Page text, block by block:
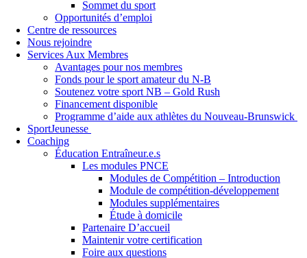
Sommet du sport
Opportunités d’emploi
Centre de ressources
Nous rejoindre
Services Aux Membres
Avantages pour nos membres
Fonds pour le sport amateur du N-B
Soutenez votre sport NB – Gold Rush
Financement disponible
Programme d’aide aux athlètes du Nouveau-Brunswick
SportJeunesse
Coaching
Éducation Entraîneur.e.s
Les modules PNCE
Modules de Compétition – Introduction
Module de compétition-développement
Modules supplémentaires
Étude à domicile
Partenaire D’accueil
Maintenir votre certification
Foire aux questions